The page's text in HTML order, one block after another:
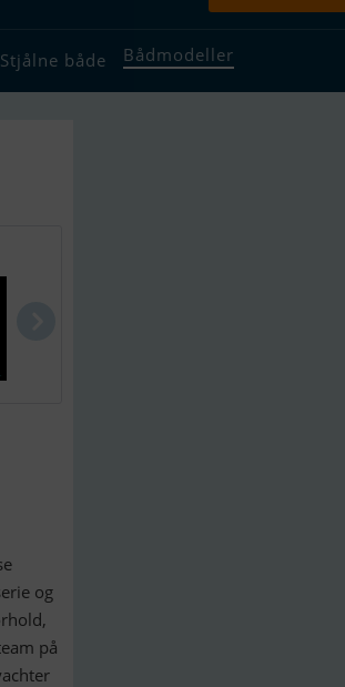
Stjålne både Bådmodeller
og
på